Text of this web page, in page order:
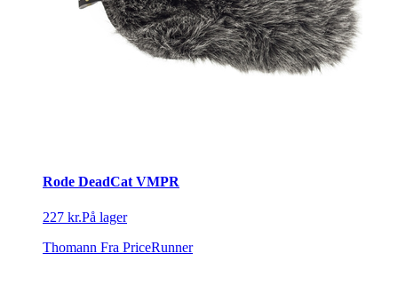
Rode DeadCat VMPR
227 kr.På lager
Thomann Fra PriceRunner